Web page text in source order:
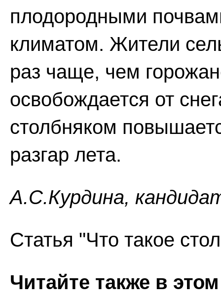
плодородными
климатом. Жители
раз чаще, чем
освобождается от
столбняком
разгар лета.
А.С.Курдина,
Статья "Что такое
Читайте также в